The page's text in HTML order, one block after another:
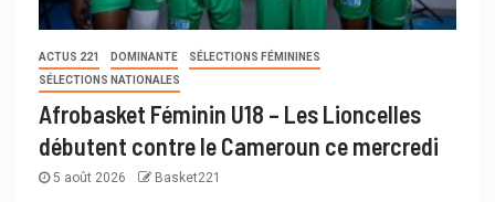
ACTUS 221 DOMINANTE
SÉLECTIONS FÉMININES
SÉLECTIONS NATIONALES
Afrobasket Féminin U18 – Les Lioncelles
débutent contre le Cameroun ce mercredi
5 août 2026 Basket221